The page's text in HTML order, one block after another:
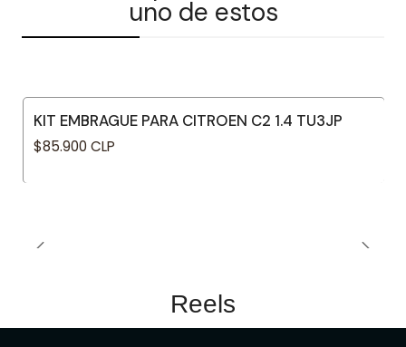
uno de estos
KIT EMBRAGUE PARA CITROEN C2 1.4 TU3JP
$85.900 CLP
Reels